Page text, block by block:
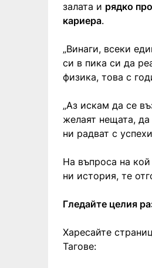
залата и рядко
кариера.
„Винаги, всеки
си в пика си да
физика, това с
„Аз искам да се
желаят нещата,
ни радват с
На въпроса на
ни история, те
Гледайте целия
Харесайте
Тагове: